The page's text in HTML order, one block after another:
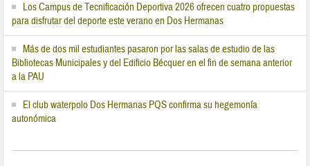
Los Campus de Tecnificación Deportiva 2026 ofrecen cuatro propuestas
para disfrutar del deporte este verano en Dos Hermanas
Más de dos mil estudiantes pasaron por las salas de estudio de las
Bibliotecas Municipales y del Edificio Bécquer en el fin de semana anterior
a la PAU
El club waterpolo Dos Hermanas PQS confirma su hegemonía
autonómica